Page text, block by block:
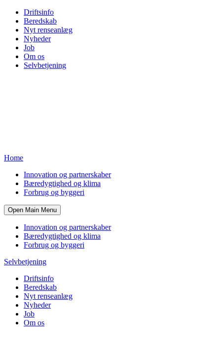
Driftsinfo
Beredskab
Nyt renseanlæg
Nyheder
Job
Om os
Selvbetjening
Home
Innovation og partnerskaber
Bæredygtighed og klima
Forbrug og byggeri
Open Main Menu
Innovation og partnerskaber
Bæredygtighed og klima
Forbrug og byggeri
Selvbetjening
Driftsinfo
Beredskab
Nyt renseanlæg
Nyheder
Job
Om os